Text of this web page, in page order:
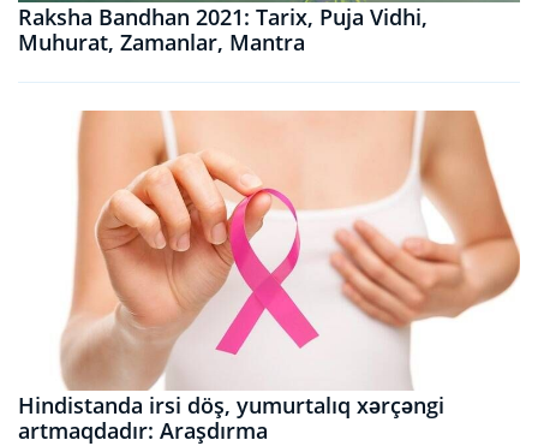
Raksha Bandhan 2021: Tarix, Puja Vidhi,
Muhurat, Zamanlar, Mantra
Hindistanda irsi döş, yumurtalıq xərçəngi
artmaqdadır: Araşdırma